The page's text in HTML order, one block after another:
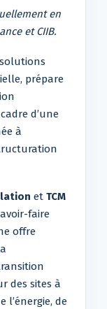
en
et CIIB.
prépare
d’une
à
et TCM
faire
offre
des sites à
l’énergie, de